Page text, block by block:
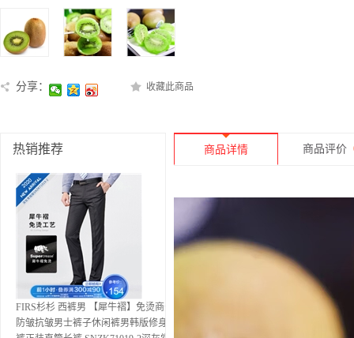
分享： 收藏此商品
热销推荐
FIRS杉杉 西裤男 【犀牛褶】免烫商务
防皱抗皱男士裤子休闲裤男韩版修身西
商品详情 商品评价